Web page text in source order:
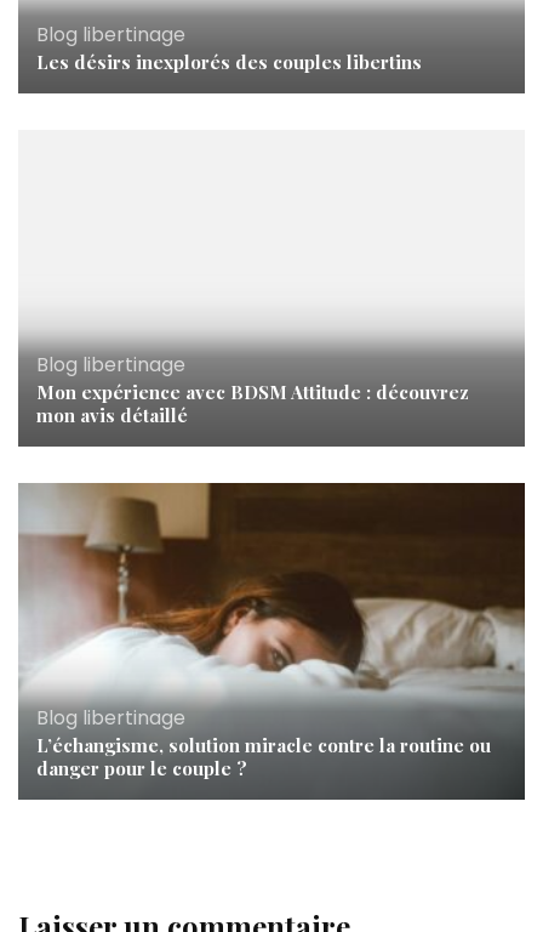
Blog libertinage
Les désirs inexplorés des couples libertins
Blog libertinage
Mon expérience avec BDSM Attitude : découvrez
mon avis détaillé
Blog libertinage
L’échangisme, solution miracle contre la routine ou
danger pour le couple ?